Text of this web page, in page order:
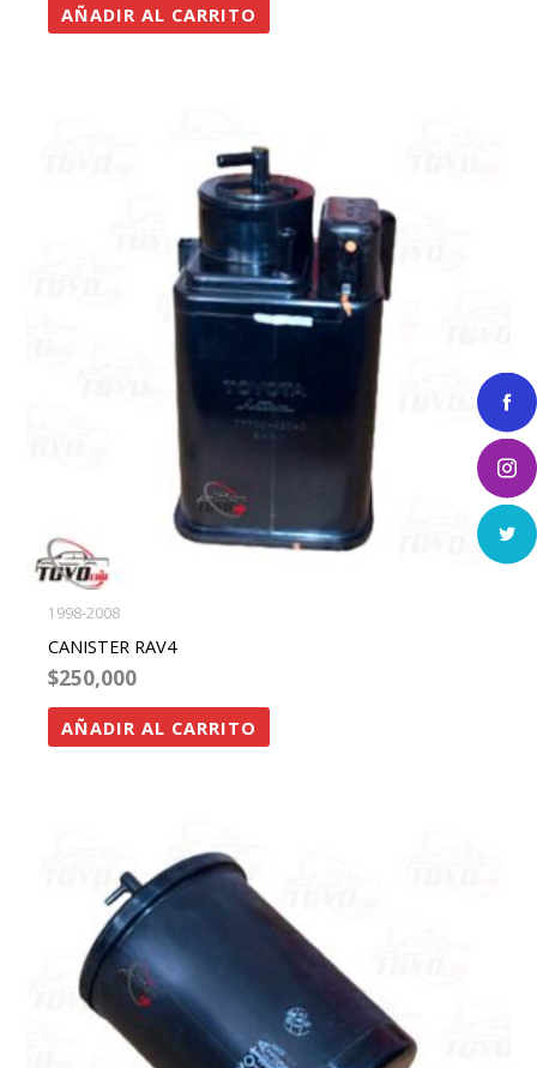
AÑADIR AL CARRITO
1998-2008
CANISTER RAV4
$250,000
AÑADIR AL CARRITO